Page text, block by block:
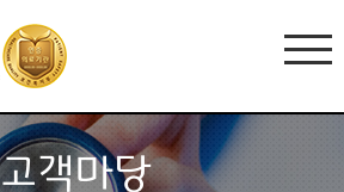
고객마당